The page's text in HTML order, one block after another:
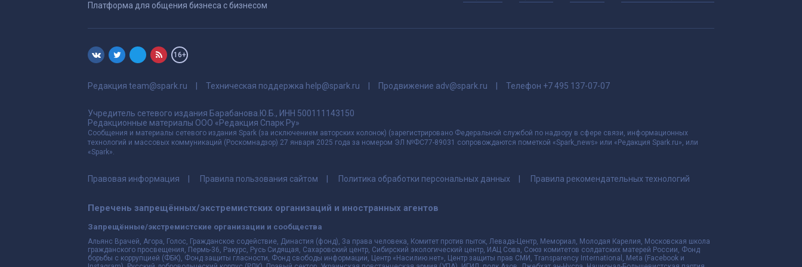
Платформа для общения бизнеса с бизнесом
16+
Редакция team@spark.ru Техническая поддержка help@spark.ru Продвижение adv@spark.ru Телефон +7 495 137-07-07
Учредитель сетевого издания Барабанова.Ю.Б., ИНН 500111143150
Редакционные материалы ООО «Редакция Спарк Ру»
Сообщения и материалы сетевого издания Spark (за исключением авторских колонок) (зарегистрировано Федеральной службой по надзору в сфере связи, информационных
технологий и массовых коммуникаций (Роскомнадзор) 27 января 2025 года за номером ЭЛ №ФС77-89031 сопровождаются пометкой «Spark_news» или «Редакция Spark.ru», или
«Spark».
Правовая информация Правила пользования сайтом Политика обработки персональных данных Правила рекомендательных технологий
Перечень запрещённых/экстремистских организаций и иностранных агентов
Запрещённые/экстремистские организации и сообщества
Альянс Врачей, Агора, Голос, Гражданское содействие, Династия (фонд), За права человека, Комитет против пыток, Левада-Центр, Мемориал, Молодая Карелия, Московская школа
гражданского просвещения, Пермь-36, Ракурс, Русь Сидящая, Сахаровский центр, Сибирский экологический центр, ИАЦ Сова, Союз комитетов солдатских матерей России, Фонд
борьбы с коррупцией (ФБК), Фонд защиты гласности, Фонд свободы информации, Центр «Насилию.нет», Центр защиты прав СМИ, Transparency International, Meta (Facebook и